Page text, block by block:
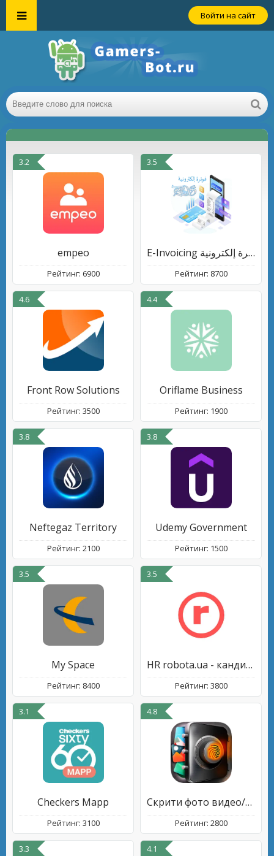
Войти на сайт
3.2
empeo
Рейтинг: 6900
3.5
E-Invoicing فوترة إلكترونية
Рейтинг: 8700
4.6
Front Row Solutions
Рейтинг: 3500
4.4
Oriflame Business
Рейтинг: 1900
3.8
Neftegaz Territory
Рейтинг: 2100
3.8
Udemy Government
Рейтинг: 1500
3.5
My Space
Рейтинг: 8400
3.5
HR robota.ua - кандидати у вас
Рейтинг: 3800
3.1
Checkers Mapp
Рейтинг: 3100
4.8
Скрити фото видео/шлюз applock
Рейтинг: 2800
3.3 4.1